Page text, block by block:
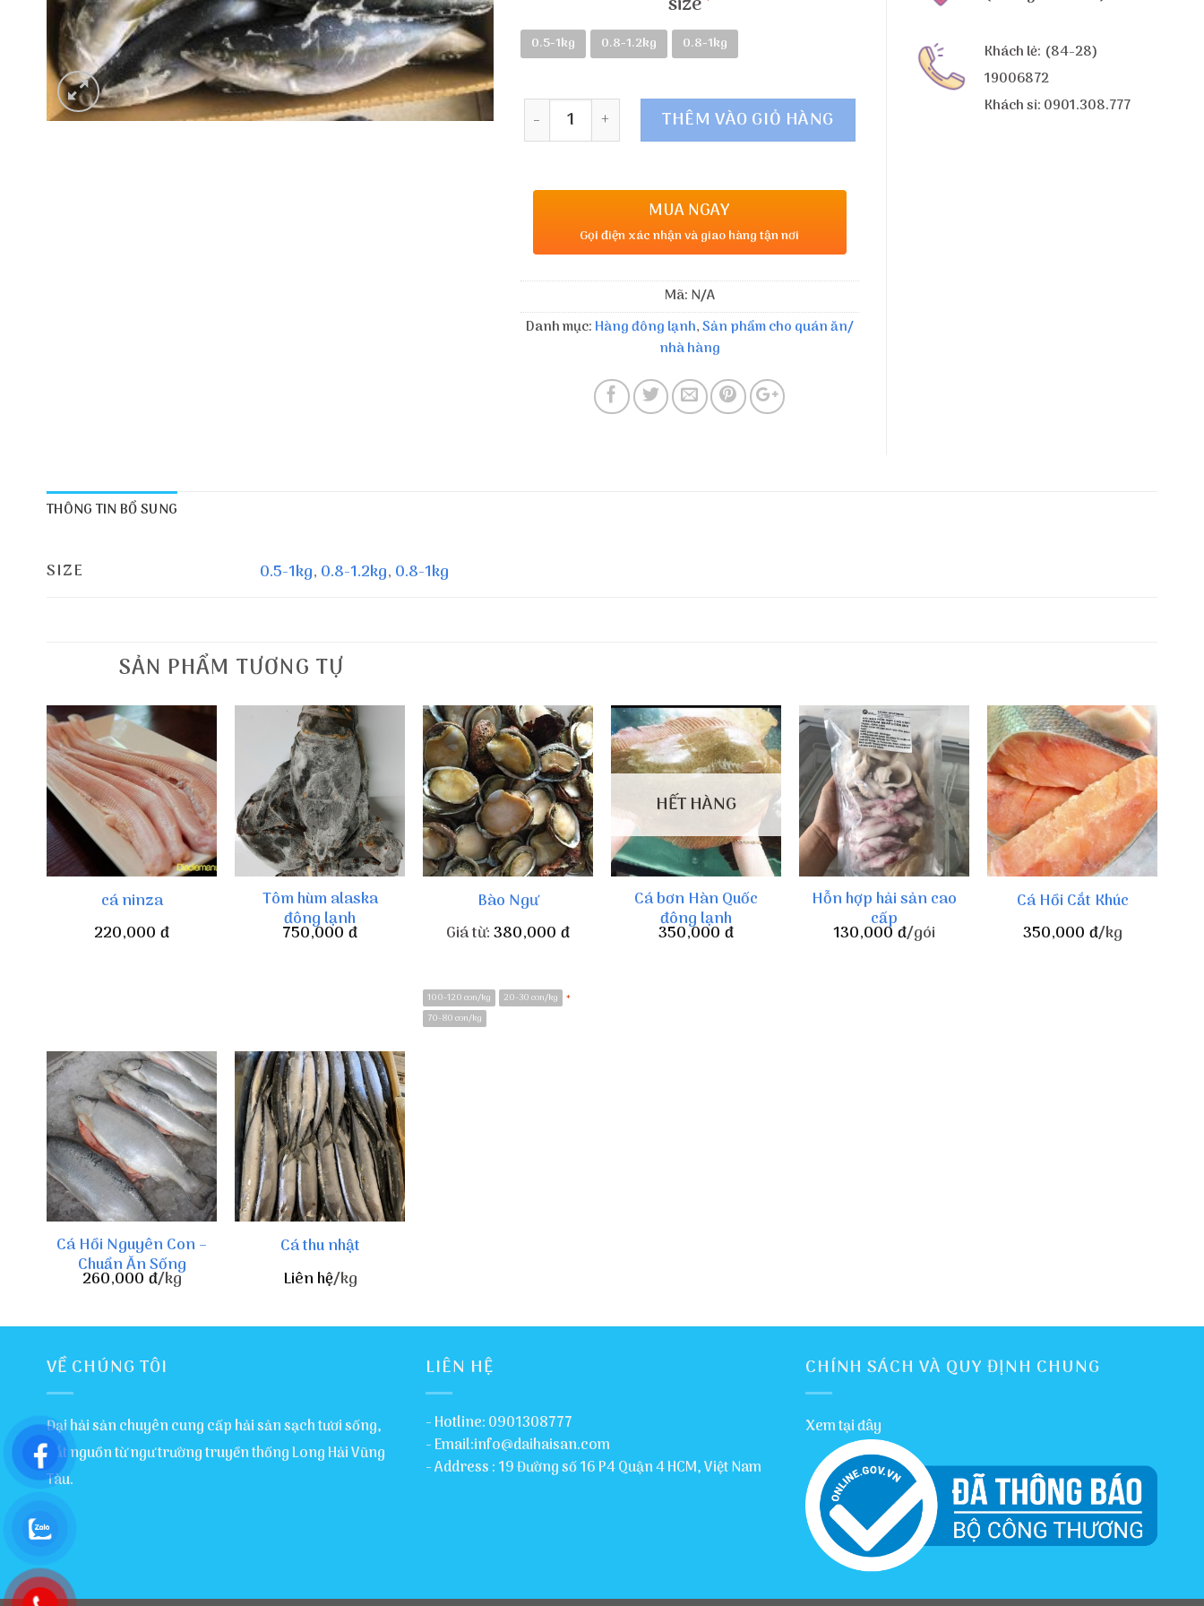
0.5-1kg 0.8-1.2kg 0.8-1kg
Số lượng THÊM VÀO GIỎ HÀNG
MUA NGAY
Gọi điện xác nhận và giao hàng tận nơi
Mã: N/A
Danh mục: Hàng đông lạnh,Sản phẩm cho quán ăn/
nhà hàng
Khách lẻ: (84-28)
19006872
Khách sỉ: 0901.308.777
THÔNG TIN BỔ SUNG
SIZE 0.5-1kg, 0.8-1.2kg, 0.8-1kg
SẢN PHẨM TƯƠNG TỰ
cá ninza
220,000 đ
Tôm hùm alaska
đông lạnh
750,000 đ
Bào Ngư
Giá từ:380,000 đ
100-120 con/kg
20-30 con/kg
70-80 con/kg
*
HẾT HÀNG
Cá bơn Hàn Quốc
đông lạnh
350,000 đ
Hỗn hợp hải sản cao
cấp
130,000 đ/gói
Cá Hồi Cắt Khúc
350,000 đ/kg
Cá Hồi Nguyên Con –
Chuẩn Ăn Sống
260,000 đ/kg
Cá thu nhật
Liên hệ/kg
VỀ CHÚNG TÔI
Đại hải sản chuyên cung cấp hải sản sạch tươi sống,
bắt nguồn từ ngư trường truyền thống Long Hải Vũng
Tàu.
LIÊN HỆ
- Hotline: 0901308777
- Email:info@daihaisan.com
- Address : 19 Đường số 16 P4 Quận 4 HCM, Việt Nam
CHÍNH SÁCH VÀ QUY ĐỊNH CHUNG
Xem tại đây